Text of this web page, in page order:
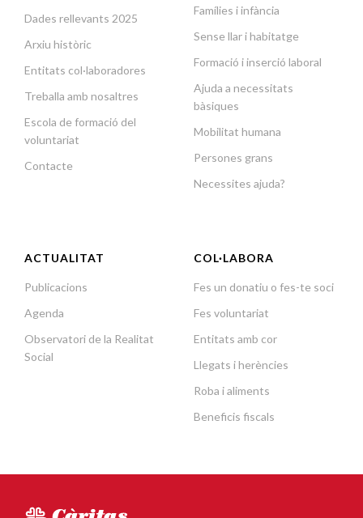
Dades rellevants 2025
Arxiu històric
Entitats col·laboradores
Treballa amb nosaltres
Escola de formació del
voluntariat
Contacte
Famílies i infància
Sense llar i habitatge
Formació i inserció laboral
Ajuda a necessitats
bàsiques
Mobilitat humana
Persones grans
Necessites ajuda?
ACTUALITAT
Publicacions
Agenda
Observatori de la Realitat
Social
COL·LABORA
Fes un donatiu o fes-te soci
Fes voluntariat
Entitats amb cor
Llegats i herències
Roba i aliments
Beneficis fiscals